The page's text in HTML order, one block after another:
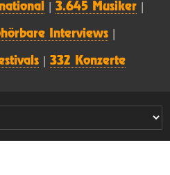
|3.645 Musiker
Interviews
|332 Konzerte